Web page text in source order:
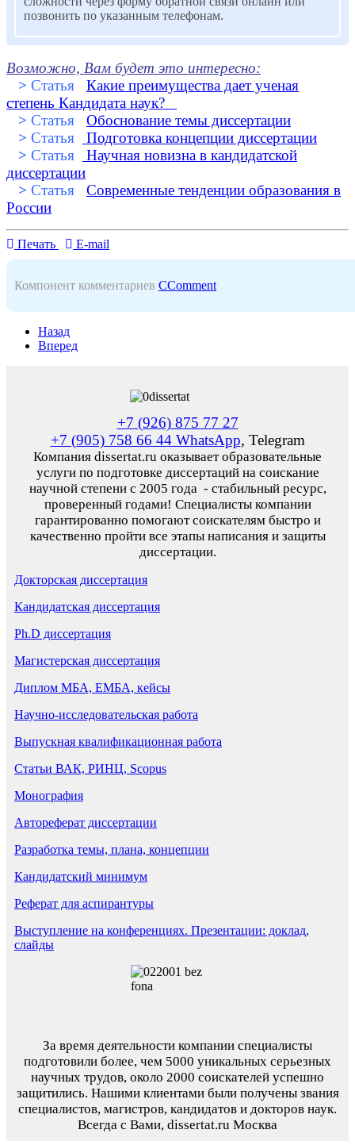
позвонить по указанным телефонам.
Возможно, Вам будет это интересно:
> Статья
Какие преимущества дает ученая
степень Кандидата наук?
> Статья
Обоснование темы диссертации
> Статья
Подготовка концепции диссертации
> Статья
Научная новизна в кандидатской
диссертации
> Статья
Современные тенденции образования в
России
Печать E-mail
Компонент комментариев CComment
Назад
Вперед
+7 (926) 875 77 27
+7 (905) 758 66 44 WhatsApp, Telegram
Компания dissertat.ru оказывает образовательные
услуги по подготовке диссертаций на соискание
научной степени с 2005 года - стабильный ресурс,
проверенный годами! Специалисты компании
гарантированно помогают соискателям быстро и
качественно пройти все этапы написания и защиты
диссертации.
Докторская диссертация
Кандидатская диссертация
Ph.D диссертация
Магистерская диссертация
Диплом МБА, ЕМБА, кейсы
Научно-исследовательская работа
Выпускная квалификационная работа
Статьи ВАК, РИНЦ, Scopus
Монография
Автореферат диссертации
Разработка темы, плана, концепции
Кандидатский минимум
Реферат для аспирантуры
Выступление на конференциях. Презентации: доклад,
слайды
За время деятельности компании специалисты
подготовили более, чем 5000 уникальных серьезных
научных трудов, около 2000 соискателей успешно
защитились. Нашими клиентами были получены звания
специалистов, магистров, кандидатов и докторов наук.
Всегда с Вами, dissertat.ru Москва